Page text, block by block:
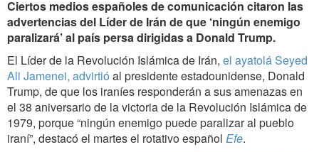
Ciertos medios españoles de comunicación citaron las
advertencias del Líder de Irán de que ‘ningún enemigo
paralizará’ al país persa dirigidas a Donald Trump.
El Líder de la Revolución Islámica de Irán, el ayatolá Seyed
Ali Jamenei, advirtió al presidente estadounidense, Donald
Trump, de que los iraníes responderán a sus amenazas en
el 38 aniversario de la victoria de la Revolución Islámica de
1979, porque “ningún enemigo puede paralizar al pueblo
iraní”, destacó el martes el rotativo español Efe.